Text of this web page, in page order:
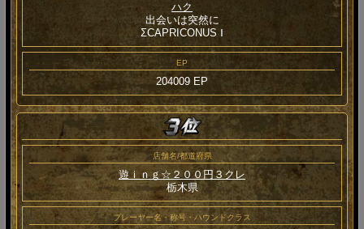
ハク
出会いは突然に
ΣCAPRICONUS Ⅰ
EP
204009 EP
店舗名/都道府県
遊ｉｎｇ☆２００円３クレ
栃木県
プレーヤー名・称号・ハウンドクラス